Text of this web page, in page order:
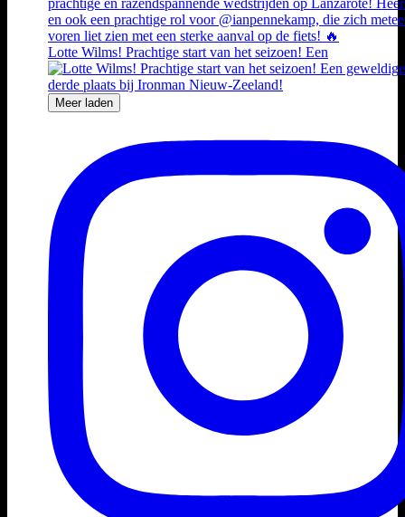
Lotte Wilms! Prachtige start van het seizoen! Een
Meer laden